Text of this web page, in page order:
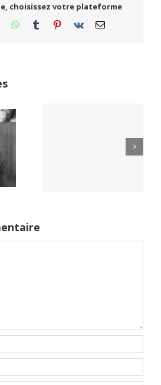
choisissez votre plateforme
WhatsApp
Tumblr Pinterest
Vk Email
of
Yaïr Golan : une